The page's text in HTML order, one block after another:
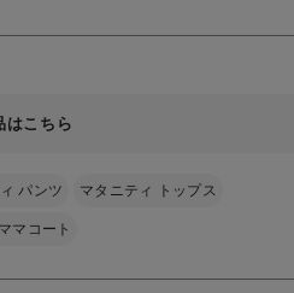
はこちら
パンツ マタニティ トップス
マコート